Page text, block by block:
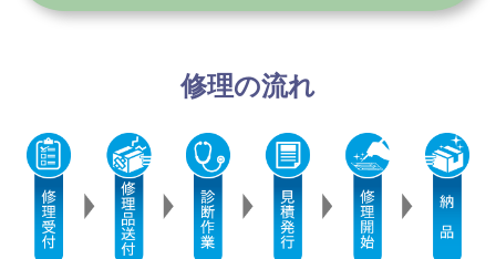
修理の流れ